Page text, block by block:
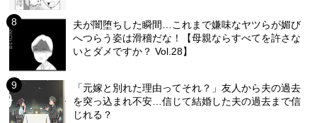
夫が闇堕ちした瞬間…これまで嫌味なヤツらが媚び
へつらう姿は滑稽だな！【母親ならすべてを許さな
いとダメですか？ Vol.28】
「元嫁と別れた理由ってそれ？」友人から夫の過去
を突っ込まれ不安…信じて結婚した夫の過去まで信
じれる？